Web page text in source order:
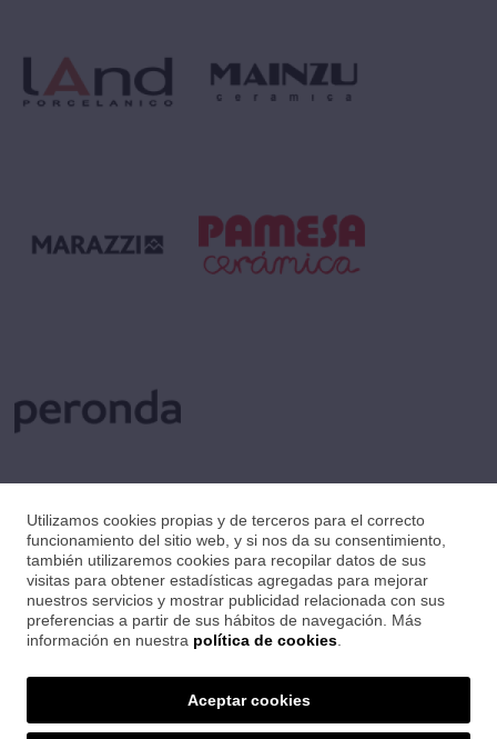
Utilizamos cookies propias y de terceros para el correcto
funcionamiento del sitio web, y si nos da su consentimiento,
también utilizaremos cookies para recopilar datos de sus
visitas para obtener estadísticas agregadas para mejorar
nuestros servicios y mostrar publicidad relacionada con sus
preferencias a partir de sus hábitos de navegación. Más
información en nuestra política de cookies
Aceptar cookies